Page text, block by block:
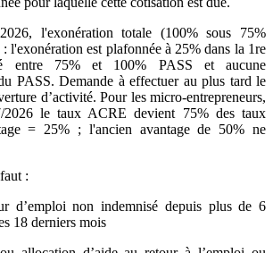
l'exonération totale (100% sous 75%
l'exonération est plafonnée à 25% dans la 1re
entre 75% et 100% PASS et aucune
PASS. Demande à effectuer au plus tard le
d’activité. Pour les micro‑entrepreneurs,
2026 le taux ACRE devient 75% des taux
= 25% ; l'ancien avantage de 50% ne
:
d’emploi non indemnisé depuis plus de 6
18 derniers mois